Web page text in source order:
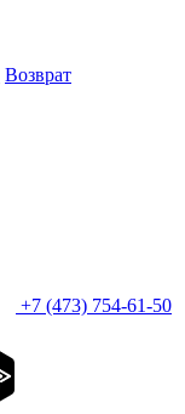
Возврат
+7 (473) 754-61-50